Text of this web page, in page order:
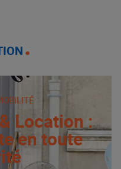
Location :
en toute